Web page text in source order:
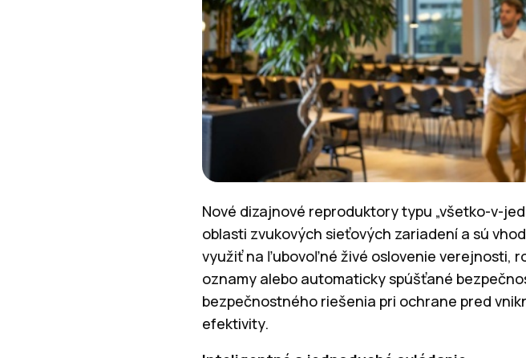
Nové dizajnové reproduktory typu „všetko-v-
oblasti zvukových sieťových zariadení a sú
využiť na ľubovoľné živé oslovenie verejnosti,
oznamy alebo automaticky spúšťané
bezpečnostného riešenia pri ochrane pred
efektivity.